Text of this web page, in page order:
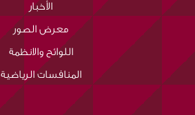
الأخبار
معرض الصور
اللوائح والانظمة
المنافسات الرياضية